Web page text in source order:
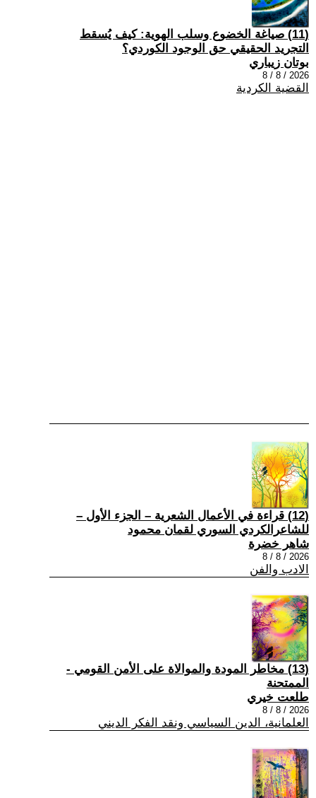
(11) صياغة الخضوع وسلب الهوية: كيف يُسقط
التجريد الحقيقي حق الوجود الكوردي؟
بوتان زيباري
2026 / 8 / 8
القضية الكردية
(12) قراءة في الأعمال الشعرية – الجزء الأول –
للشاعرالكردي السوري لقمان محمود
شاهر خضرة
2026 / 8 / 8
الادب والفن
(13) مخاطر المودة والموالاة على الأمن القومي -
الممتحنة
طلعت خيري
2026 / 8 / 8
العلمانية، الدين السياسي ونقد الفكر الديني